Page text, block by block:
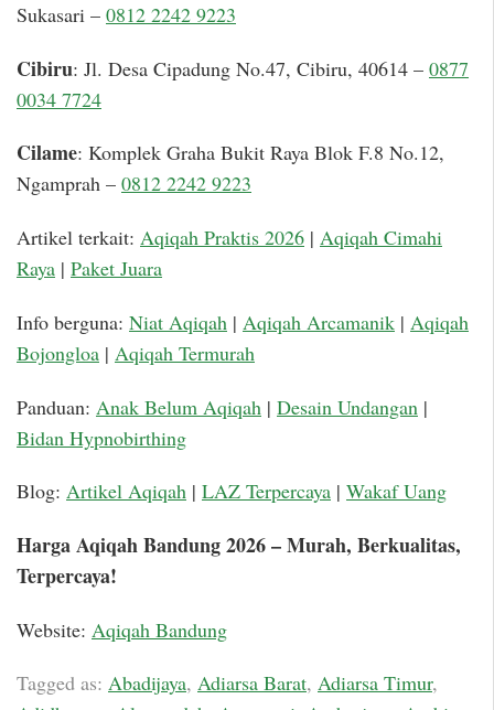
Sukasari – 0812 2242 9223
Cibiru: Jl. Desa Cipadung No.47, Cibiru, 40614 – 0877
0034 7724
Cilame: Komplek Graha Bukit Raya Blok F.8 No.12,
Ngamprah – 0812 2242 9223
Artikel terkait: Aqiqah Praktis 2026 | Aqiqah Cimahi
Raya | Paket Juara
Info berguna: Niat Aqiqah | Aqiqah Arcamanik | Aqiqah
Bojongloa | Aqiqah Termurah
Panduan: Anak Belum Aqiqah | Desain Undangan |
Bidan Hypnobirthing
Blog: Artikel Aqiqah | LAZ Terpercaya | Wakaf Uang
Harga Aqiqah Bandung 2026 – Murah, Berkualitas,
Terpercaya!
Website: Aqiqah Bandung
Tagged as: Abadijaya, Adiarsa Barat, Adiarsa Timur,